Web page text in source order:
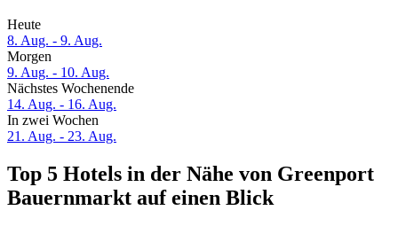
Heute
8. Aug. - 9. Aug.
Morgen
9. Aug. - 10. Aug.
Nächstes Wochenende
14. Aug. - 16. Aug.
In zwei Wochen
21. Aug. - 23. Aug.
Top 5 Hotels in der Nähe von Greenport
Bauernmarkt auf einen Blick